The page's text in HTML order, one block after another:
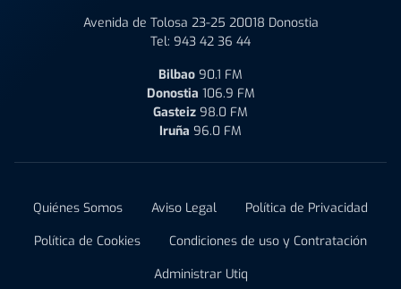
Avenida de Tolosa 23-25 20018 Donostia
Tel: 943 42 36 44
Bilbao 90.1 FM
Donostia 106.9 FM
Gasteiz 98.0 FM
Iruña 96.0 FM
Quiénes Somos Aviso Legal
Política de Privacidad
Política de Cookies
Condiciones de uso y Contratación
Administrar Utiq